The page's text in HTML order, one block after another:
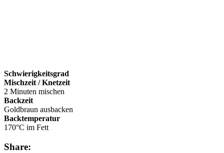
Schwierigkeitsgrad
Mischzeit / Knetzeit
2 Minuten mischen
Backzeit
Goldbraun ausbacken
Backtemperatur
170°C im Fett
Share: